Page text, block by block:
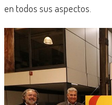
en todos sus aspectos.